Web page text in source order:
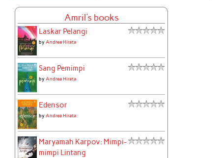
Amril's books
Laskar Pelangi
byAndrea Hirata
Sang Pemimpi
byAndrea Hirata
Edensor
byAndrea Hirata
Maryamah Karpov: Mimpi-
mimpi Lintang